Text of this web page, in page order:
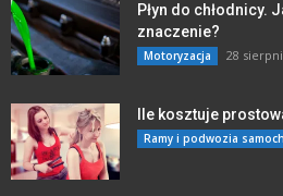
Płyn do chłodnicy.
znaczenie?
Motoryzacja 28
Ile kosztuje
Ramy i podwozia